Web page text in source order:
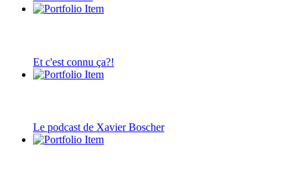
Et c'est connu ça?!
Le podcast de Xavier Boscher